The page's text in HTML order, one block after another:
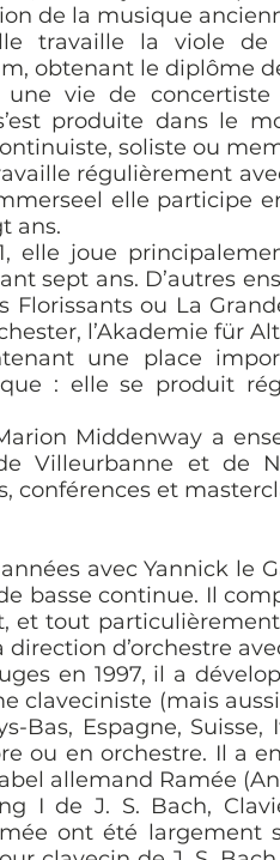
de la musique
travaille la viole
obtenant le diplôme
une vie de
produite dans le
soliste ou
régulièrement
elle participe
ans.
elle joue
sept ans. D’autres
Florissants ou La
l’Akademie für
une place
: elle se produit
Middenway a
Villeurbanne et de
conférences et
avec Yannick le
basse continue. Il
et tout
d’orchestre
en 1997, il a
claveciniste (mais
Bas, Espagne,
ou en orchestre. Il a
allemand Ramée
I de J. S. Bach,
ont été largement